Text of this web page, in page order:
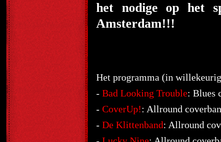
het nodige op het
Amsterdam!!!
Het programma (in
- Bad Looking Trouble: Blues
- CoverUp!: Allround
- De Klittenband: Allround